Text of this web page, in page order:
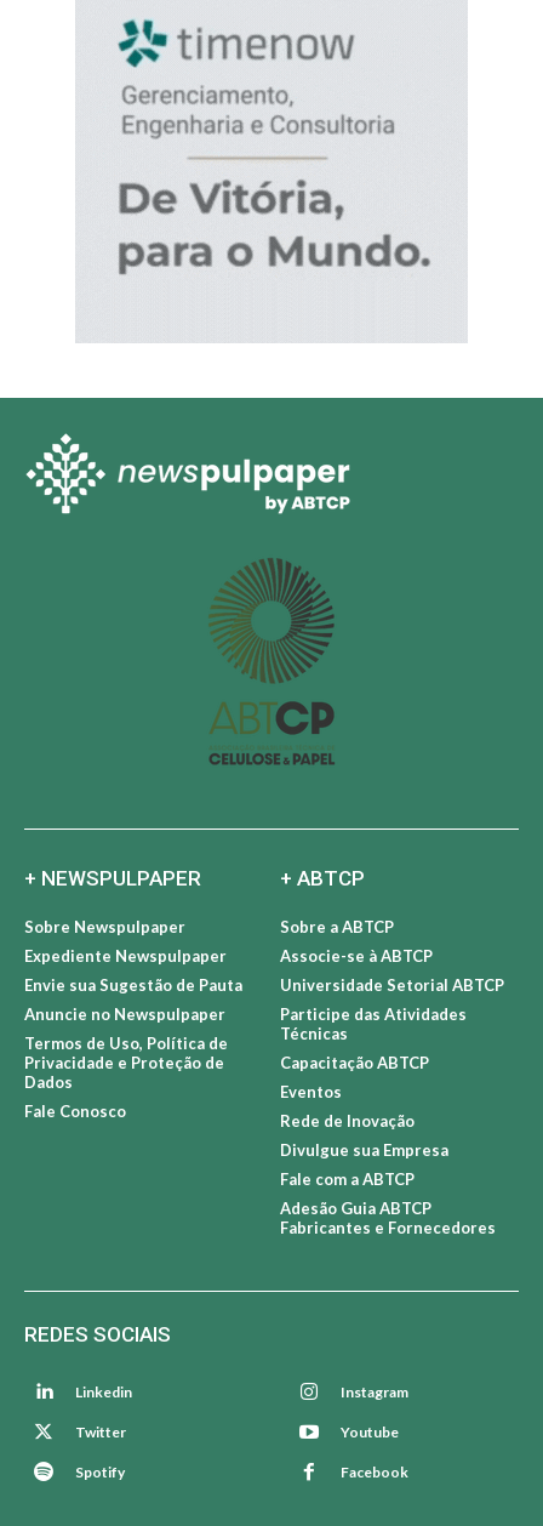
+ NEWSPULPAPER
Sobre Newspulpaper
Expediente Newspulpaper
Envie sua Sugestão de Pauta
Anuncie no Newspulpaper
Termos de Uso, Política de
Privacidade e Proteção de
Dados
Fale Conosco
+ ABTCP
Sobre a ABTCP
Associe-se à ABTCP
Universidade Setorial ABTCP
Participe das Atividades
Técnicas
Capacitação ABTCP
Eventos
Rede de Inovação
Divulgue sua Empresa
Fale com a ABTCP
Adesão Guia ABTCP
Fabricantes e Fornecedores
REDES SOCIAIS
Linkedin Instagram
Twitter Youtube
Spotify Facebook